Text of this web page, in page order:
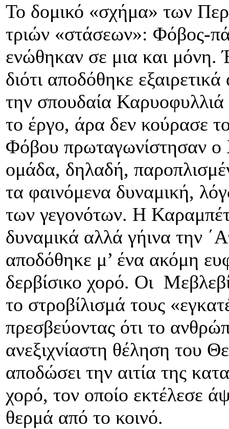
Το δομικό «σχήμα» των
τριών «στάσεων»: Φόβος-
ενώθηκαν σε μια και μόνη.
διότι αποδόθηκε
την σπουδαία Καρυοφυλλιά
το έργο, άρα δεν κούρασε
Φόβου πρωταγωνίστησαν ο
ομάδα, δηλαδή,
τα φαινόμενα δυναμική,
των γεγονότων. Η
δυναμικά αλλά γήινα την
αποδόθηκε μ’ ένα ακόμη
δερβίσικο χορό. Οι
το στροβίλισμά τους
πρεσβεύοντας ότι το
ανεξιχνίαστη θέληση του
αποδώσει την αιτία της
χορό, τον οποίο εκτέλεσε
θερμά από το κοινό.